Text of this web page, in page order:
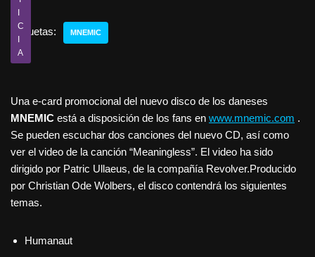
I
C
I
A
Etiquetas: MNEMIC
Una e-card promocional del nuevo disco de los daneses
MNEMIC está a disposición de los fans en www.mnemic.com .
Se pueden escuchar dos canciones del nuevo CD, así como
ver el video de la canción “Meaningless”. El video ha sido
dirigido por Patric Ullaeus, de la compañía Revolver.Producido
por Christian Ode Wolbers, el disco contendrá los siguientes
temas.
Humanaut